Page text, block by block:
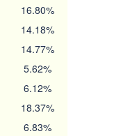
16.80%
14.18%
14.77%
5.62%
6.12%
18.37%
6.83%